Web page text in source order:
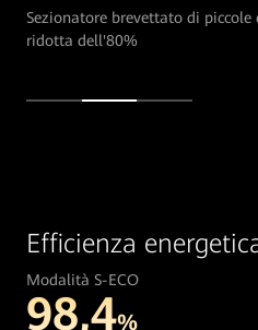
Sezionatore brevettato di
ridotta dell'80%
Efficienza
Modalità S-ECO
98,4%